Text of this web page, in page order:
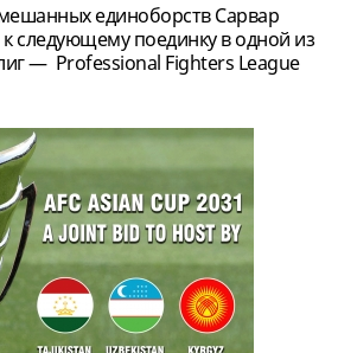
единоборств Сарвар
следующему поединку в одной из
— Professional Fighters League